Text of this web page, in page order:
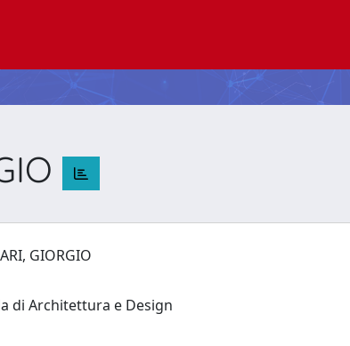
GIORGIO
di Architettura e Design